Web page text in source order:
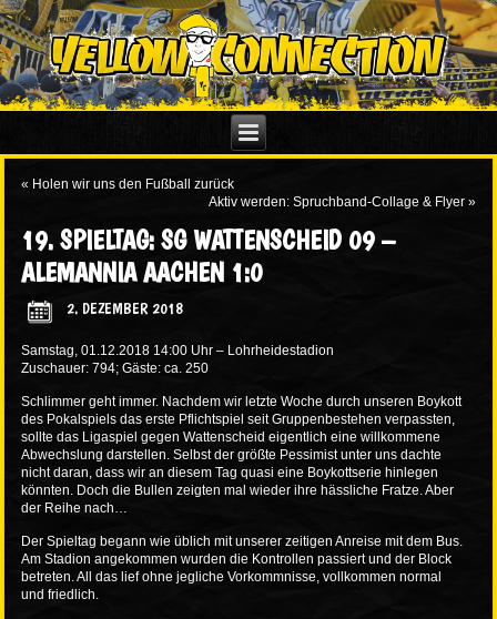
« Holen wir uns den Fußball zurück
Aktiv werden: Spruchband-Collage & Flyer»
19. SPIELTAG: SG WATTENSCHEID 09 –
ALEMANNIA AACHEN 1:0
2. DEZEMBER 2018
Samstag, 01.12.2018 14:00 Uhr – Lohrheidestadion
Zuschauer: 794; Gäste: ca. 250
Schlimmer geht immer. Nachdem wir letzte Woche durch unseren Boykott
des Pokalspiels das erste Pflichtspiel seit Gruppenbestehen verpassten,
sollte das Ligaspiel gegen Wattenscheid eigentlich eine willkommene
Abwechslung darstellen. Selbst der größte Pessimist unter uns dachte
nicht daran, dass wir an diesem Tag quasi eine Boykottserie hinlegen
könnten. Doch die Bullen zeigten mal wieder ihre hässliche Fratze. Aber
der Reihe nach…
Der Spieltag begann wie üblich mit unserer zeitigen Anreise mit dem Bus.
Am Stadion angekommen wurden die Kontrollen passiert und der Block
betreten. All das lief ohne jegliche Vorkommnisse, vollkommen normal
und friedlich.